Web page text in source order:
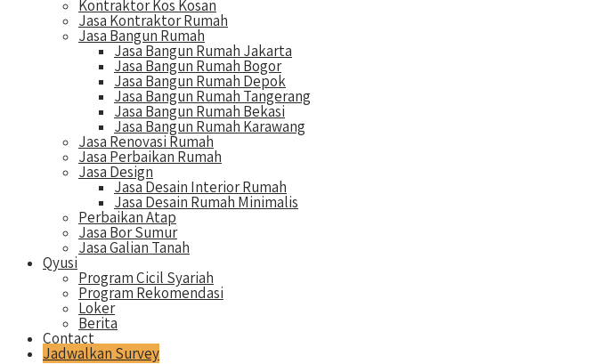
Kontraktor Kos Kosan
Jasa Kontraktor Rumah
Jasa Bangun Rumah
Jasa Bangun Rumah Jakarta
Jasa Bangun Rumah Bogor
Jasa Bangun Rumah Depok
Jasa Bangun Rumah Tangerang
Jasa Bangun Rumah Bekasi
Jasa Bangun Rumah Karawang
Jasa Renovasi Rumah
Jasa Perbaikan Rumah
Jasa Design
Jasa Desain Interior Rumah
Jasa Desain Rumah Minimalis
Perbaikan Atap
Jasa Bor Sumur
Jasa Galian Tanah
Qyusi
Program Cicil Syariah
Program Rekomendasi
Loker
Berita
Contact
Jadwalkan Survey